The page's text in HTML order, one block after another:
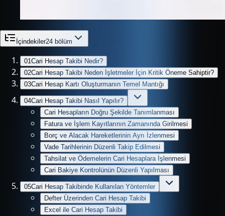
İçindekiler24 bölüm
01 Cari Hesap Takibi Nedir?
02Cari Hesap Takibi Neden İşletmeler İçin Kritik Öneme Sahiptir?
03Cari Hesap Kartı Oluşturmanın Temel Mantığı
04Cari Hesap Takibi Nasıl Yapılır?
Cari Hesapların Doğru Şekilde Tanımlanması
Fatura ve İşlem Kayıtlarının Zamanında Girilmesi
Borç ve Alacak Hareketlerinin Ayrı İzlenmesi
Vade Tarihlerinin Düzenli Takip Edilmesi
Tahsilat ve Ödemelerin Cari Hesaplara İşlenmesi
Cari Bakiye Kontrolünün Düzenli Yapılması
05Cari Hesap Takibinde Kullanılan Yöntemler
Defter Üzerinden Cari Hesap Takibi
Excel ile Cari Hesap Takibi